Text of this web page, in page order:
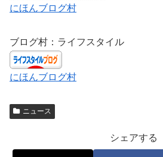
にほんブログ村
ブログ村：ライフスタイル
にほんブログ村
ニュース
シェアする